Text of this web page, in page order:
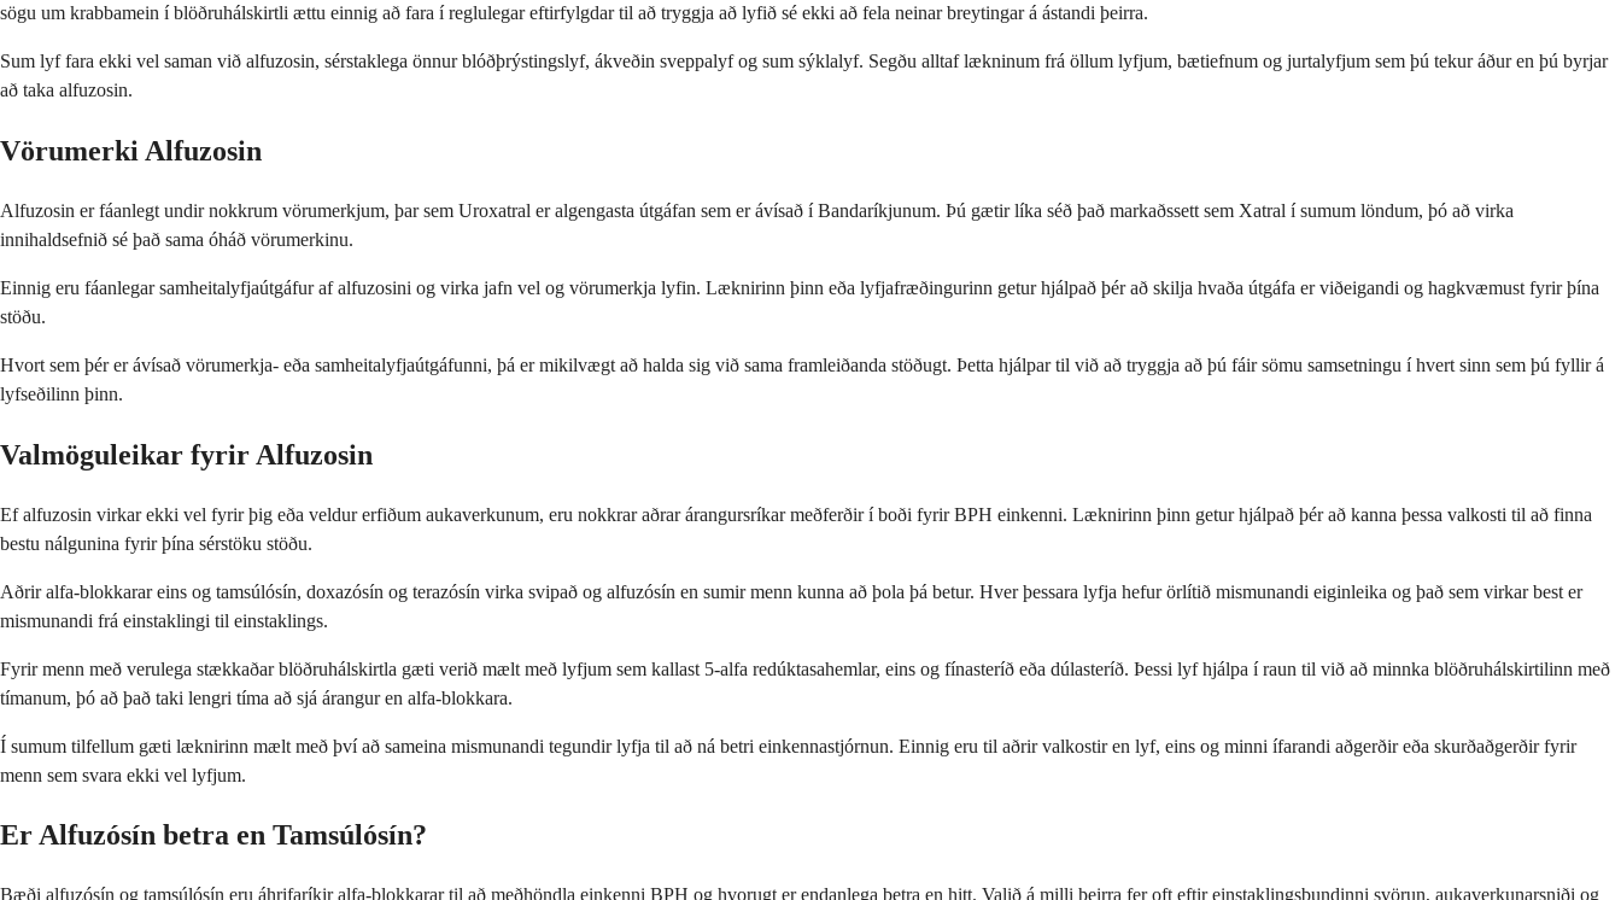
sögu um krabbamein í blöðruhálskirtli ættu einnig að fara í reglulegar eftirfylgdar til að tryggja að lyfið sé ekki að fela neinar breytingar á ástandi þeirra.
Sum lyf fara ekki vel saman við alfuzosin, sérstaklega önnur blóðþrýstingslyf, ákveðin sveppalyf og sum sýklalyf. Segðu alltaf lækninum frá öllum lyfjum, bætiefnum og jurtalyfjum sem þú tekur áður en þú byrjar
að taka alfuzosin.
Vörumerki Alfuzosin
Alfuzosin er fáanlegt undir nokkrum vörumerkjum, þar sem Uroxatral er algengasta útgáfan sem er ávísað í Bandaríkjunum. Þú gætir líka séð það markaðssett sem Xatral í sumum löndum, þó að virka
innihaldsefnið sé það sama óháð vörumerkinu.
Einnig eru fáanlegar samheitalyfjaútgáfur af alfuzosini og virka jafn vel og vörumerkja lyfin. Læknirinn þinn eða lyfjafræðingurinn getur hjálpað þér að skilja hvaða útgáfa er viðeigandi og hagkvæmust fyrir þína
stöðu.
Hvort sem þér er ávísað vörumerkja- eða samheitalyfjaútgáfunni, þá er mikilvægt að halda sig við sama framleiðanda stöðugt. Þetta hjálpar til við að tryggja að þú fáir sömu samsetningu í hvert sinn sem þú fyllir á
lyfseðilinn þinn.
Valmöguleikar fyrir Alfuzosin
Ef alfuzosin virkar ekki vel fyrir þig eða veldur erfiðum aukaverkunum, eru nokkrar aðrar árangursríkar meðferðir í boði fyrir BPH einkenni. Læknirinn þinn getur hjálpað þér að kanna þessa valkosti til að finna
bestu nálgunina fyrir þína sérstöku stöðu.
Aðrir alfa-blokkarar eins og tamsúlósín, doxazósín og terazósín virka svipað og alfuzósín en sumir menn kunna að þola þá betur. Hver þessara lyfja hefur örlítið mismunandi eiginleika og það sem virkar best er
mismunandi frá einstaklingi til einstaklings.
Fyrir menn með verulega stækkaðar blöðruhálskirtla gæti verið mælt með lyfjum sem kallast 5-alfa redúktasahemlar, eins og fínasteríð eða dúlasteríð. Þessi lyf hjálpa í raun til við að minnka blöðruhálskirtilinn með
tímanum, þó að það taki lengri tíma að sjá árangur en alfa-blokkara.
Í sumum tilfellum gæti læknirinn mælt með því að sameina mismunandi tegundir lyfja til að ná betri einkennastjórnun. Einnig eru til aðrir valkostir en lyf, eins og minni ífarandi aðgerðir eða skurðaðgerðir fyrir
menn sem svara ekki vel lyfjum.
Er Alfuzósín betra en Tamsúlósín?
Bæði alfuzósín og tamsúlósín eru áhrifaríkir alfa-blokkarar til að meðhöndla einkenni BPH og hvorugt er endanlega betra en hitt. Valið á milli þeirra fer oft eftir einstaklingsbundinni svörun, aukaverkunarsniði og